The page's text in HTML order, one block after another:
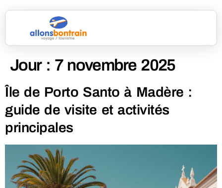
Jour : 7 novembre 2025
Île de Porto Santo à Madère :
guide de visite et activités
principales